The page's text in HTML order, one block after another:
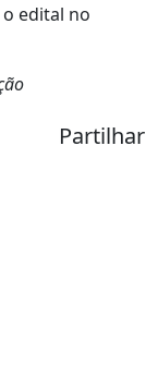
o edital no
Partilhar